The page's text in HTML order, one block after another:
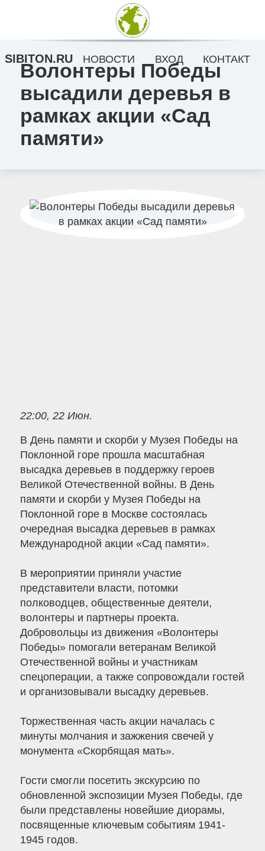
Волонтеры Победы
высадили деревья в
рамках акции «Сад
памяти»
22:00, 22 Июн.
В День памяти и скорби у Музея Победы на
Поклонной горе прошла масштабная
высадка деревьев в поддержку героев
Великой Отечественной войны. В День
памяти и скорби у Музея Победы на
Поклонной горе в Москве состоялась
очередная высадка деревьев в рамках
Международной акции «Сад памяти».
В мероприятии приняли участие
представители власти, потомки
полководцев, общественные деятели,
волонтеры и партнеры проекта.
Добровольцы из движения «Волонтеры
Победы» помогали ветеранам Великой
Отечественной войны и участникам
спецоперации, а также сопровождали гостей
и организовывали высадку деревьев.
Торжественная часть акции началась с
минуты молчания и зажжения свечей у
монумента «Скорбящая мать».
Гости смогли посетить экскурсию по
обновленной экспозиции Музея Победы, где
были представлены новейшие диорамы,
посвященные ключевым событиям 1941-
1945 годов.
SIBITON.RU НОВОСТИ ВХОД КОНТАКТ